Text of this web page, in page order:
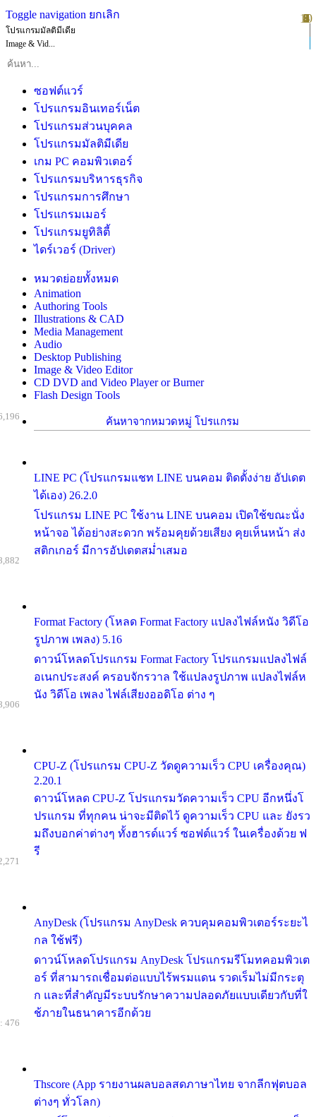
Toggle navigation ยกเลิก
โปรแกรมมัลติมีเดีย
Image & Vid...
ซอฟต์แวร์
โปรแกรมอินเทอร์เน็ต
โปรแกรมส่วนบุคคล
โปรแกรมมัลติมีเดีย
เกม PC คอมพิวเตอร์
โปรแกรมบริหารธุรกิจ
โปรแกรมการศึกษา
โปรแกรมเมอร์
โปรแกรมยูทิลิตี้
ไดร์เวอร์ (Driver)
หมวดย่อยทั้งหมด
Animation
Authoring Tools
Illustrations & CAD
Media Management
Audio
Desktop Publishing
Image & Video Editor
CD DVD and Video Player or Burner
Flash Design Tools
ค้นหาจากหมวดหมู่ โปรแกรม
LINE PC (โปรแกรมแชท LINE บนคอม ติดตั้งง่าย อัปเดต
ได้เอง) 26.2.0
โปรแกรม LINE PC ใช้งาน LINE บนคอม เปิดใช้ขณะนั่ง
หน้าจอ ได้อย่างสะดวก พร้อมคุยด้วยเสียง คุยเห็นหน้า ส่ง
สติกเกอร์ มีการอัปเดตสม่ำเสมอ
Format Factory (โหลด Format Factory แปลงไฟล์หนัง วิดีโอ
รูปภาพ เพลง) 5.16
ดาวน์โหลดโปรแกรม Format Factory โปรแกรมแปลงไฟล์
อเนกประสงค์ ครอบจักรวาล ใช้แปลงรูปภาพ แปลงไฟล์ห
นัง วิดีโอ เพลง ไฟล์เสียงออดิโอ ต่าง ๆ
CPU-Z (โปรแกรม CPU-Z วัดดูความเร็ว CPU เครื่องคุณ)
2.20.1
ดาวน์โหลด CPU-Z โปรแกรมวัดความเร็ว CPU อีกหนึ่งโ
ปรแกรม ที่ทุกคน น่าจะมีติดไว้ ดูความเร็ว CPU และ ยังรว
มถึงบอกค่าต่างๆ ทั้งฮารด์แวร์ ซอฟต์แวร์ ในเครื่องด้วย ฟ
รี
AnyDesk (โปรแกรม AnyDesk ควบคุมคอมพิวเตอร์ระยะไ
กล ใช้ฟรี)
ดาวน์โหลดโปรแกรม AnyDesk โปรแกรมรีโมทคอมพิวเต
อร์ ที่สามารถเชื่อมต่อแบบไร้พรมแดน รวดเร็มไม่มีกระตุ
ก และที่สำคัญมีระบบรักษาความปลอดภัยแบบเดียวกับที่ใ
ช้ภายในธนาคารอีกด้วย
Thscore (App รายงานผลบอลสดภาษาไทย จากลีกฟุตบอล
ต่างๆ ทั่วโลก)
476
1
2
3
4
5
6
7
8
9
10